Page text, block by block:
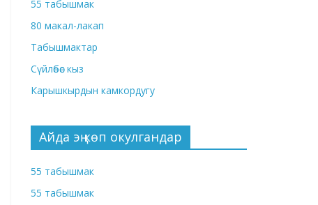
55 табышмак
80 макал-лакап
Табышмактар
Сүйлөбөс кыз
Карышкырдын камкордугу
Айда эң көп окулгандар
55 табышмак
55 табышмак